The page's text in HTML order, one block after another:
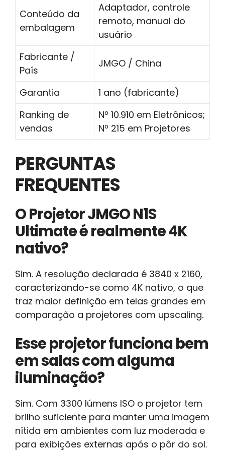
Conteúdo da
embalagem
Adaptador, controle
remoto, manual do
usuário
Fabricante /
País
JMGO / China
Garantia
1 ano (fabricante)
Ranking de
vendas
Nº 10.910 em Eletrônicos;
Nº 215 em Projetores
PERGUNTAS
FREQUENTES
O Projetor JMGO N1S
Ultimate é realmente 4K
nativo?
Sim. A resolução declarada é 3840 x 2160,
caracterizando-se como 4K nativo, o que
traz maior definição em telas grandes em
comparação a projetores com upscaling.
Esse projetor funciona bem
em salas com alguma
iluminação?
Sim. Com 3300 lúmens ISO o projetor tem
brilho suficiente para manter uma imagem
nítida em ambientes com luz moderada e
para exibições externas após o pôr do sol.